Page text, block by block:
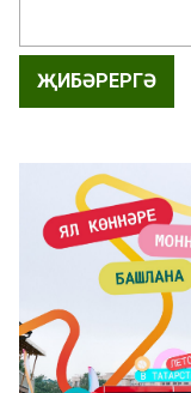
ҖИБӘРЕРГӘ